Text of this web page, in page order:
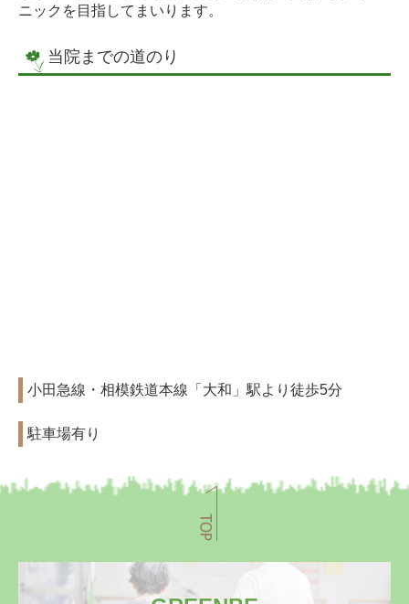
ニックを目指してまいります。
当院までの道のり
小田急線・相模鉄道本線「大和」駅より徒歩5分
駐車場有り